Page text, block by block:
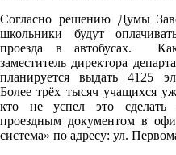
Cогласно решению Думы
школьники будут
проезда в автобусах.
заместитель директора
планируется выдать 4125
Более трёх тысяч учащихся
кто не успел это сделать
проездным документом в
система» по адресу: ул.